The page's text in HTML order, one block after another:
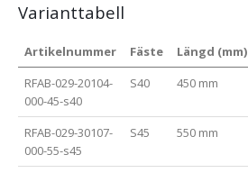
Varianttabell
Artikelnummer Fäste Längd (mm)
RFAB-029-20104-
000-45-s40
S40 450 mm
RFAB-029-30107-
000-55-s45
S45 550 mm